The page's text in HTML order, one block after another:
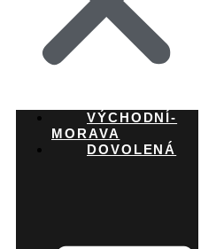
VÝCHODNÍ-
MORAVA
DOVOLENÁ